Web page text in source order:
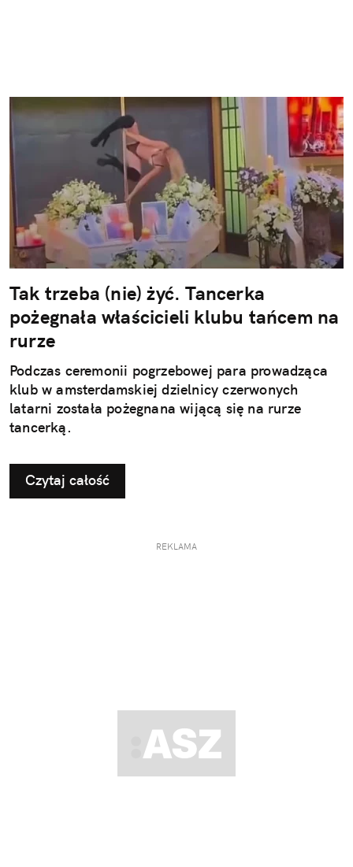
Tak trzeba (nie) żyć. Tancerka
pożegnała właścicieli klubu tańcem na
rurze
Podczas ceremonii pogrzebowej para prowadząca
klub w amsterdamskiej dzielnicy czerwonych
latarni została pożegnana wijącą się na rurze
tancerką.
Czytaj całość
REKLAMA